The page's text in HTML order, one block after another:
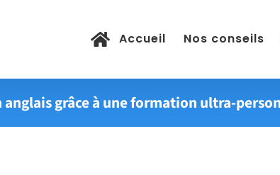
Accueil Nos conseils
grâce à une formation ultra-